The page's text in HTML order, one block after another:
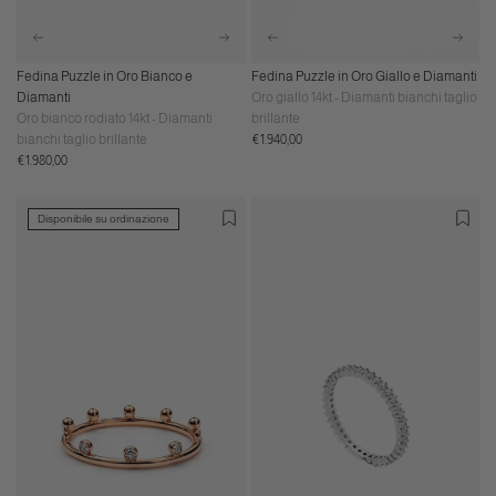
Fedina Puzzle in Oro Bianco e
Diamanti
Oro bianco rodiato 14kt - Diamanti
bianchi taglio brillante
Prezzo
€1.980,00
Fedina Puzzle in Oro Giallo e Diamanti
Oro giallo 14kt - Diamanti bianchi taglio
brillante
Prezzo
€1.940,00
Disponibile su ordinazione